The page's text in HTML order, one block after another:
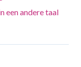
een andere taal